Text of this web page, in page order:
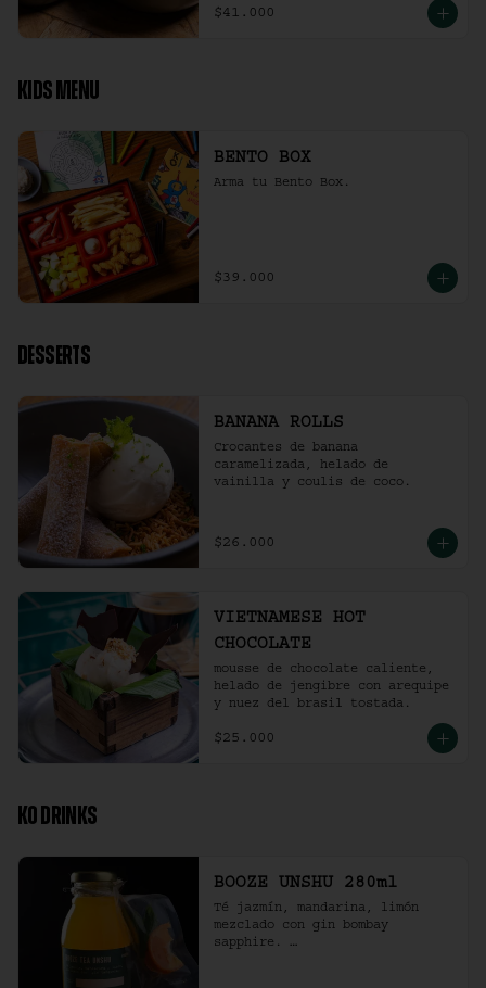
$41.000
KIDS MENU
BENTO BOX
Arma tu Bento Box.
$39.000
DESSERTS
BANANA ROLLS
Crocantes de banana
caramelizada, helado de
vainilla y coulis de coco.
$26.000
VIETNAMESE HOT
CHOCOLATE
mousse de chocolate caliente,
helado de jengibre con arequipe
y nuez del brasil tostada.
$25.000
KO DRINKS
BOOZE UNSHU 280ml
Té jazmín, mandarina, limón
mezclado con gin bombay
sapphire.